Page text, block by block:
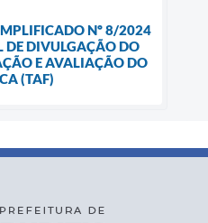
Nº 8/2024
DE DIVULGAÇÃO DO
E AVALIAÇÃO DO
(TAF)